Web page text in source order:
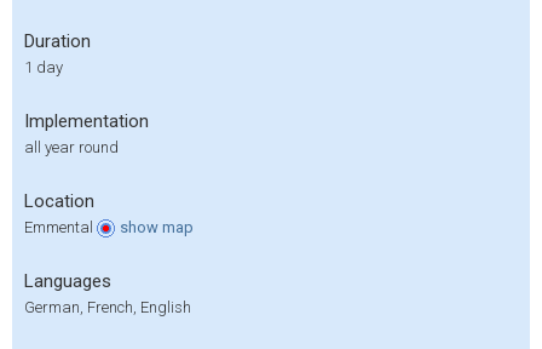
Duration
1 day
Implementation
all year round
Location
Emmental show map
Languages
German, French, English